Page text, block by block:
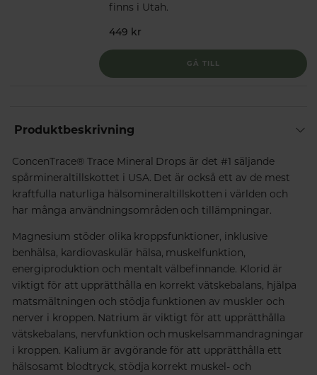
finns i Utah.
449 kr
GÅ TILL
Produktbeskrivning
ConcenTrace® Trace Mineral Drops är det #1 säljande
spårmineraltillskottet i USA. Det är också ett av de mest
kraftfulla naturliga hälsomineraltillskotten i världen och
har många användningsområden och tillämpningar.
Magnesium stöder olika kroppsfunktioner, inklusive
benhälsa, kardiovaskulär hälsa, muskelfunktion,
energiproduktion och mentalt välbefinnande. Klorid är
viktigt för att upprätthålla en korrekt vätskebalans, hjälpa
matsmältningen och stödja funktionen av muskler och
nerver i kroppen. Natrium är viktigt för att upprätthålla
vätskebalans, nervfunktion och muskelsammandragningar
i kroppen. Kalium är avgörande för att upprätthålla ett
hälsosamt blodtryck, stödja korrekt muskel- och